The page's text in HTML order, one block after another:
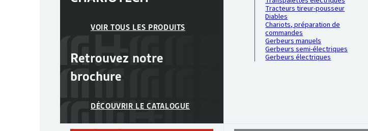
VOIR TOUS LES PRODUITS
Retrouvez notre
brochure
DÉCOUVRIR LE CATALOGUE
Tracteurs tireur-pousseur
Diables
Chariots, préparation de
commandes
Gerbeurs manuels
Gerbeurs semi-électriques
Gerbeurs électriques